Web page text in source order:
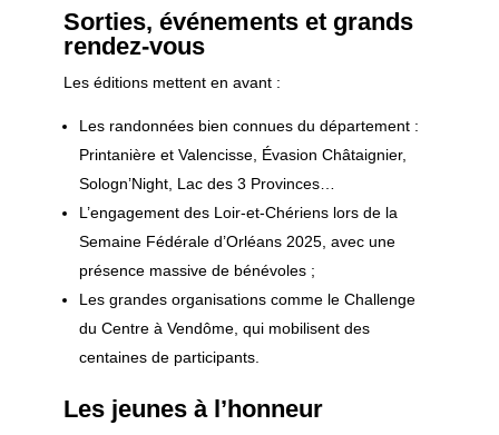
Sorties, événements et grands
rendez-vous
Les éditions mettent en avant :
Les randonnées bien connues du département :
Printanière et Valencisse, Évasion Châtaignier,
Sologn’Night, Lac des 3 Provinces…
L’engagement des Loir-et-Chériens lors de la
Semaine Fédérale d’Orléans 2025, avec une
présence massive de bénévoles ;
Les grandes organisations comme le Challenge
du Centre à Vendôme, qui mobilisent des
centaines de participants.
Les jeunes à l’honneur